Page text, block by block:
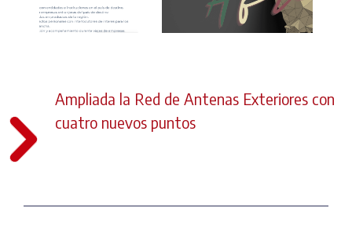
Ampliada la Red de Antenas Exteriores con
cuatro nuevos puntos